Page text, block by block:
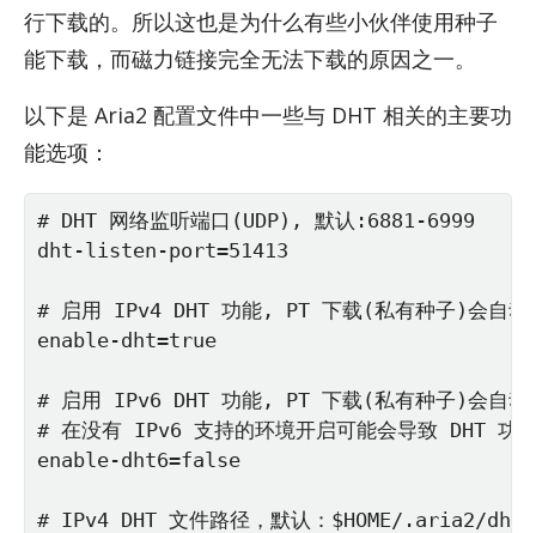
行下载的。所以这也是为什么有些小伙伴使用种子
能下载，而磁力链接完全无法下载的原因之一。
以下是 Aria2 配置文件中一些与 DHT 相关的主要功
能选项：
# DHT 网络监听端口(UDP), 默认:6881-6999
dht-listen-port=51413
# 启用 IPv4 DHT 功能, PT 下载(私有种子)会自
enable-dht=true
# 启用 IPv6 DHT 功能, PT 下载(私有种子)会自
# 在没有 IPv6 支持的环境开启可能会导致 DHT 功
enable-dht6=false
# IPv4 DHT 文件路径，默认：$HOME/.aria2/